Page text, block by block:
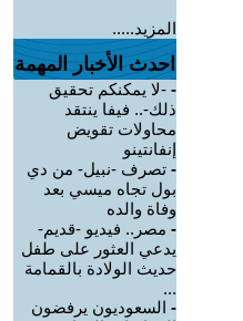
المزيد.....
احدث الأخبار المهمة
- -لا يمكنكم تحقيق
ذلك-.. فيفا ينتقد
محاولات تقويض
إنفانتينو
- تصرف -نبيل- من دي
بول تجاه ميسي بعد
وفاة والده
- مصر.. فيديو -قديم-
يدعي العثور على طفل
حديث الولادة بالقمامة
...
- السعوديون يرفضون